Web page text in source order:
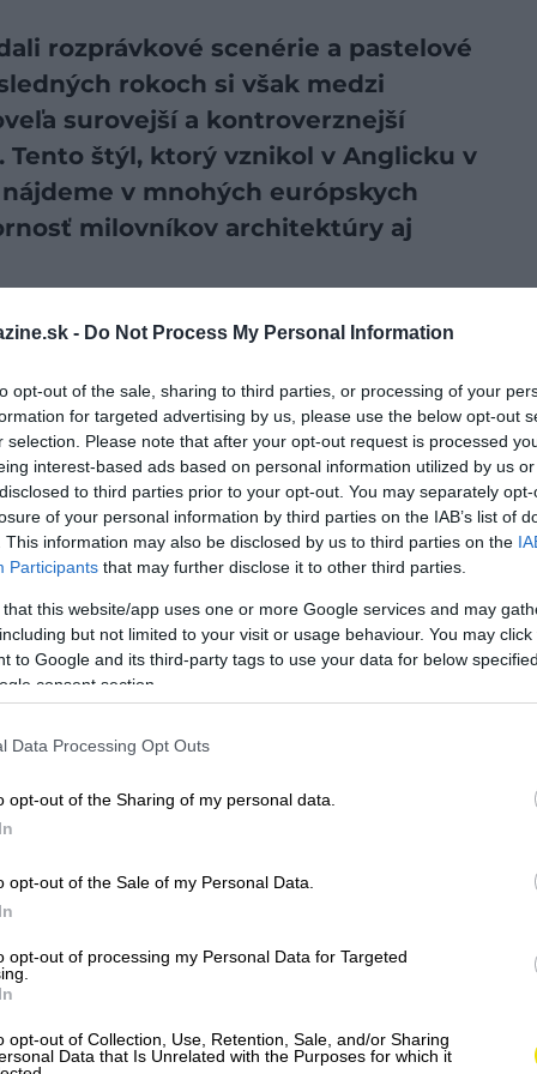
- Do Not Process My Personal Information
opt-out of the sale, sharing to third parties, or processing of your
for targeted advertising by us, please use the below opt-out
selection. Please note that after your opt-out request is processed
interest-based ads based on personal information utilized by us
to third parties prior to your opt-out. You may separately
of your personal information by third parties on the IAB’s list of
This information may also be disclosed by us to third parties on the
Participants that may further disclose it to other third parties.
that this website/app uses one or more Google services and may
but not limited to your visit or usage behaviour. You may
to Google and its third-party tags to use your data for below
consent section.
Data Processing Opt Outs
opt-out of the Sharing of my personal data.
opt-out of the Sale of my Personal Data.
opt-out of processing my Personal Data for Targeted
opt-out of Collection, Use, Retention, Sale, and/or Sharing
Data that Is Unrelated with the Purposes for which it
rozprávkové scenérie a pastelové
rokoch si však medzi
surovejší a kontroverznejší
štýl, ktorý vznikol v Anglicku v
v mnohých európskych
milovníkov architektúry aj
zdroj vo Vyhľadávaní Google!
konštrukcie majú ďaleko od tradičného ideálu
v ktorýchbrutalizmuszostal výraznou stopou
tohto typu v Európe jeSkopje, hlavné mesto
v roku 1963, ktoré zničilo približne 80 percent
projektom – do mesta prichádzali architekti
sa premenilo na jedinečný urbanistický mix
prežitia, obnovy a nového